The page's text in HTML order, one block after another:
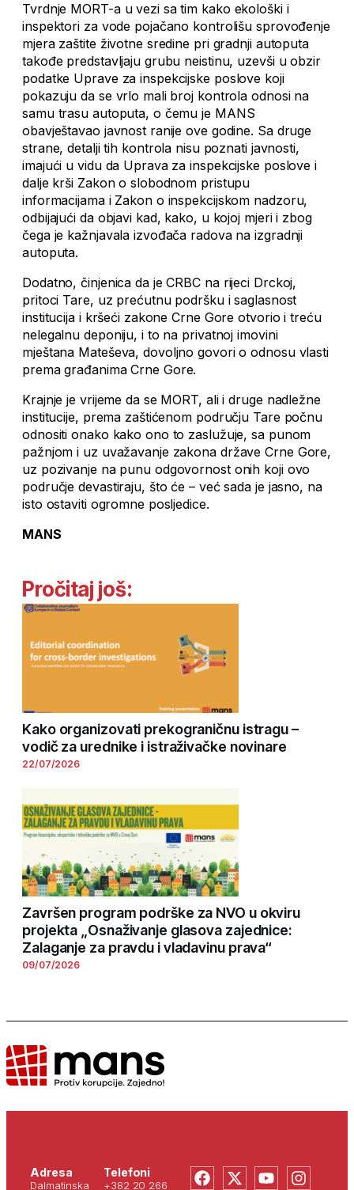
Tvrdnje MORT-a u vezi sa tim kako ekološki i
inspektori za vode pojačano kontrolišu sprovođenje
mjera zaštite životne sredine pri gradnji autoputa
takođe predstavljaju grubu neistinu, uzevši u obzir
podatke Uprave za inspekcijske poslove koji
pokazuju da se vrlo mali broj kontrola odnosi na
samu trasu autoputa, o čemu je MANS
obavještavao javnost ranije ove godine. Sa druge
strane, detalji tih kontrola nisu poznati javnosti,
imajući u vidu da Uprava za inspekcijske poslove i
dalje krši Zakon o slobodnom pristupu
informacijama i Zakon o inspekcijskom nadzoru,
odbijajući da objavi kad, kako, u kojoj mjeri i zbog
čega je kažnjavala izvođača radova na izgradnji
autoputa.
Dodatno, činjenica da je CRBC na rijeci Drckoj,
pritoci Tare, uz prećutnu podršku i saglasnost
institucija i kršeći zakone Crne Gore otvorio i treću
nelegalnu deponiju, i to na privatnoj imovini
mještana Mateševa, dovoljno govori o odnosu vlasti
prema građanima Crne Gore.
Krajnje je vrijeme da se MORT, ali i druge nadležne
institucije, prema zaštićenom području Tare počnu
odnositi onako kako ono to zaslužuje, sa punom
pažnjom i uz uvažavanje zakona države Crne Gore,
uz pozivanje na punu odgovornost onih koji ovo
područje devastiraju, što će – već sada je jasno, na
isto ostaviti ogromne posljedice.
MANS
Pročitaj još:
Kako organizovati prekograničnu istragu –
vodič za urednike i istraživačke novinare
22/07/2026
Završen program podrške za NVO u okviru
projekta „Osnaživanje glasova zajednice:
Zalaganje za pravdu i vladavinu prava“
09/07/2026
Adresa
Dalmatinska
Telefoni
+382 20 266